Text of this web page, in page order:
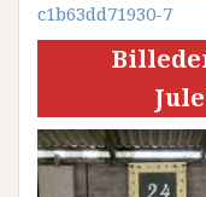
c1b63dd71930-7